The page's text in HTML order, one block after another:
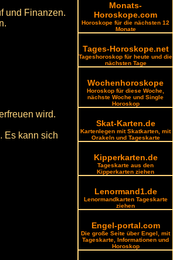
und Finanzen.
wird.
Es kann sich
Monats-
Horoskope.com
Horoskope für die nächsten 12
Monate
Tages-Horoskope.net
Tageshoroskop für heute und die
nächsten Tage
Wochenhoroskope
Horoskop für diese Woche,
nächste Woche und Single
Horoskop
Skat-Karten.de
Kartenlegen mit Skatkarten, mit
Orakeln und Tageskarte
Kipperkarten.de
Tageskarte aus den
Kipperkarten ziehen
Lenormand1.de
Lenormandkarten Tageskarte
ziehen
Engel-portal.com
Die große Seite über Engel, mit
Tageskarte, Informationen und
Horoskop